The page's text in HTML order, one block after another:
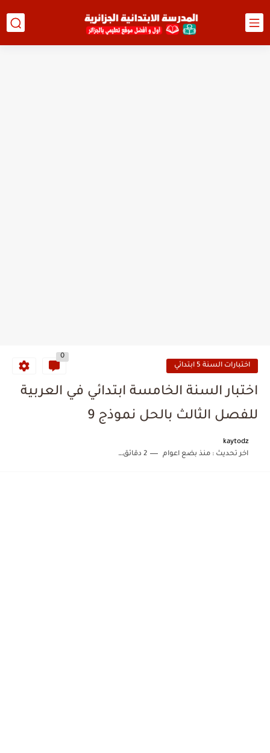
اختبارات السنة 5 ابتدائي
0
اختبار السنة الخامسة ابتدائي في العربية
للفصل الثالث بالحل نموذج 9
kaytodz
اخر تحديث :منذ بضع اعوام 2 دقائق للقراءة